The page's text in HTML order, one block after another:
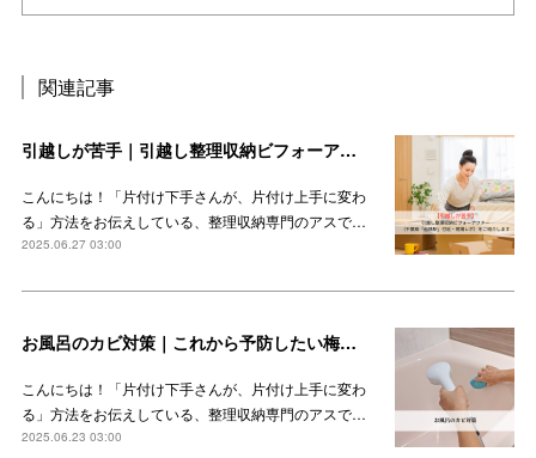
関連記事
引越しが苦手｜引越し整理収納ビフォーアフター（千葉県「船橋駅」付近・現場レポ）をご紹介します
こんにちは！「片付け下手さんが、片付け上手に変わ
る」方法をお伝えしている、整理収納専門のアスで…
2025.06.27 03:00
お風呂のカビ対策｜これから予防したい梅雨時期のカビ
こんにちは！「片付け下手さんが、片付け上手に変わ
る」方法をお伝えしている、整理収納専門のアスで…
2025.06.23 03:00